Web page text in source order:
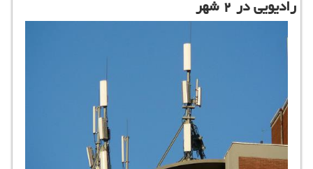
رادیویی در ۲ شهر